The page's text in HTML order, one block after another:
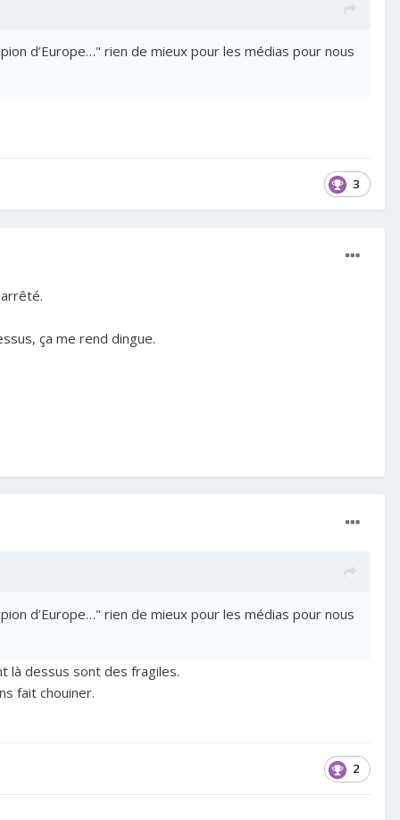
d’Europe…" rien de mieux pour les médias pour nous
3
ça me rend dingue.
d’Europe…" rien de mieux pour les médias pour nous
là dessus sont des fragiles.
fait chouiner.
2